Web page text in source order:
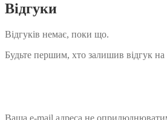
Відгуки
Відгуків немає, поки що.
Будьте першим, хто залишив відгук